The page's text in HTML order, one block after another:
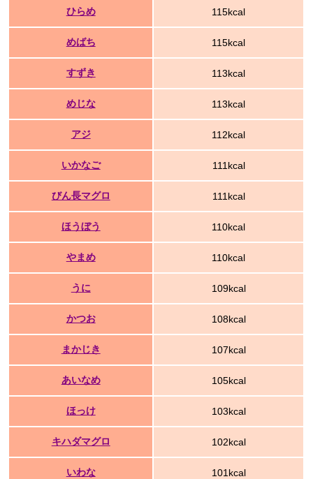
ひらめ 115kcal
めばち 115kcal
すずき 113kcal
めじな 113kcal
アジ 112kcal
いかなご 111kcal
びん長マグロ 111kcal
ほうぼう 110kcal
やまめ 110kcal
うに 109kcal
かつお 108kcal
まかじき 107kcal
あいなめ 105kcal
ほっけ 103kcal
キハダマグロ 102kcal
いわな 101kcal